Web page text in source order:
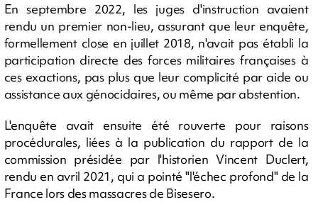
En septembre 2022, les juges d'instruction avaient
rendu un premier non-lieu, assurant que leur enquête,
formellement close en juillet 2018, n'avait pas établi la
participation directe des forces militaires françaises à
ces exactions, pas plus que leur complicité par aide ou
assistance aux génocidaires, ou même par abstention.
L'enquête avait ensuite été rouverte pour raisons
procédurales, liées à la publication du rapport de la
commission présidée par l'historien Vincent Duclert,
rendu en avril 2021, qui a pointé "l'échec profond" de la
France lors des massacres de Bisesero.